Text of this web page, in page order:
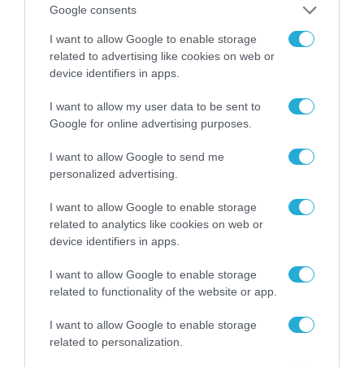
Google consents
I want to allow Google to enable storage
related to advertising like cookies on web or
device identifiers in apps.
I want to allow my user data to be sent to
Google for online advertising purposes.
I want to allow Google to send me
personalized advertising.
I want to allow Google to enable storage
related to analytics like cookies on web or
device identifiers in apps.
I want to allow Google to enable storage
related to functionality of the website or app.
I want to allow Google to enable storage
related to personalization.
ΕΞΑΓΟΡΕΣ - ΣΥΓΧΩΝΕΥΣΕΙΣ
HELLENiQ ENERGY: Συμφωνία για
εξαγορά του 50% του μετοχικού
κεφαλαίου της Elpedison B.V.